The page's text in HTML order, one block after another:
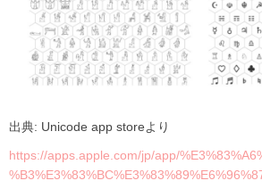
出典: Unicode app storeより
https://apps.apple.com/jp/app/